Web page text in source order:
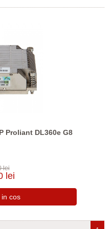
Proliant DL360e G8
lei
lei